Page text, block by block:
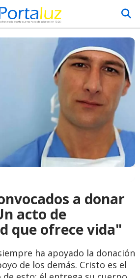
a donar
acto de
que ofrece vida"
ha apoyado la donación
de los demás. Cristo es el